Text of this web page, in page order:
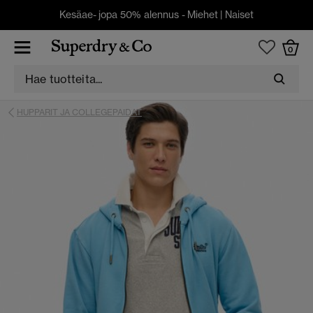
Kesäae- jopa 50% alennus - Miehet | Naiset
0
HUPPARIT JA COLLEGEPAIDAT